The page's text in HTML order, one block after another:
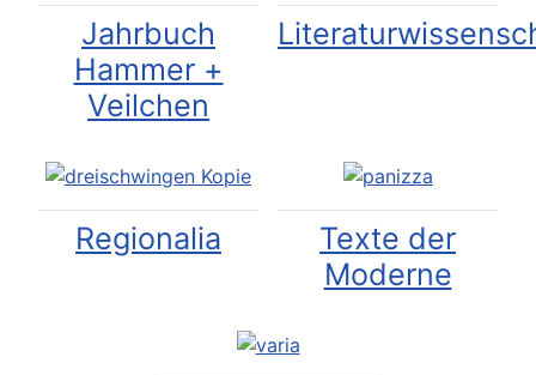
Jahrbuch
Hammer +
Veilchen
Regionalia
Texte der
Moderne